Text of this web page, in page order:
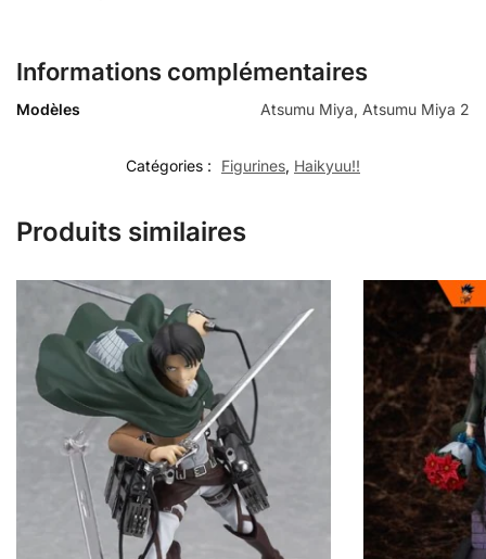
Informations complémentaires
Modèles Atsumu Miya, Atsumu Miya 2
Catégories : Figurines, Haikyuu!!
Produits similaires